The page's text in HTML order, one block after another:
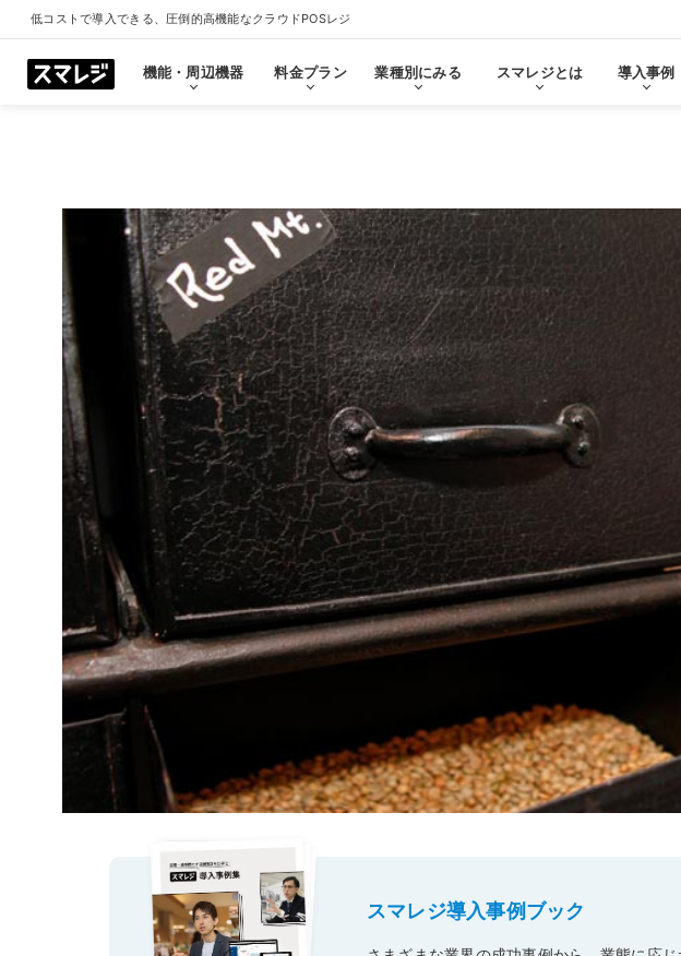
低コストで導入できる、圧倒的高機能なクラウドPOSレジ
機能・周辺機器
機能・周辺機器 すべての機能一覧をみる
会計・レジ機能
基本のレジ機能
キャッシュレス決済
券売機・食券機
セルフレジ・セミセルフレジ
モバイルオーダー
免税対応
税率変更対応
オーダー機能
拡張機能・
システム連携
スマレジ・アプリマーケット
外部システム連携
スマレジ・タイムカード連携
スマレジEC
サポート機能
トレーニングモード
アラート通知機能
PL
料金プラン
料金プラン プラン一覧をみる
プレミアムプラス プレミアム ス
フードビジネス リテールビジネス
業種別にみる
業種別にみる 業種一覧をみる
飲食店で使う クリニック・薬局で使う
美容室・エステで使う イベント・催事で使う
スマレジとは
スマレジとは
クラウド型POSの特長とは スマレジが選ばれる
圧倒的な高機能 安心・安全のサービス保証
導入事例
導入事例 導入事例一覧をみる
飲食店 クリニック・薬局 ア
サービス業 イベント・催事
百
ル
ショールーム ショールーム一覧をみる
恵比寿ショールーム 池袋ショールーム 名古屋
大阪ショールーム 福岡ショールーム 沖縄シ
スマレジ導入事例ブック